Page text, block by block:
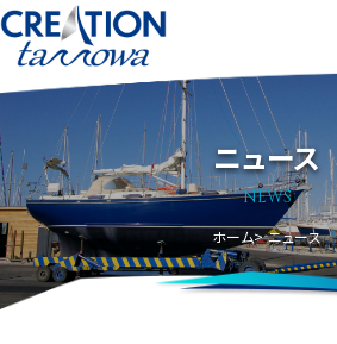
ニュース
NEWS
ホーム ニュース